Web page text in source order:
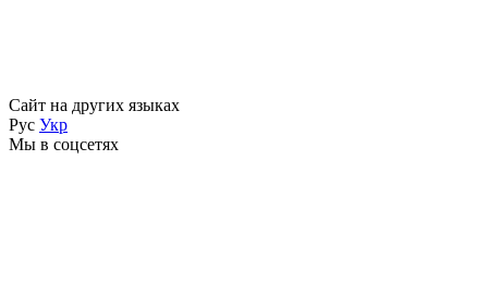
Сайт на других языках
Рус Укр
Мы в соцсетях